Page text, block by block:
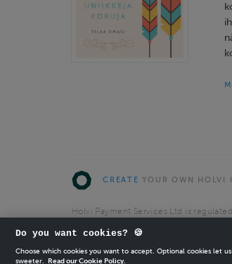
CREATE YOUR OWN HOLVI
Holvi Payment Services Ltd is
Do you want cookies? 🍪
Choose which cookies you want to accept. Optional cookies let
sweeter.
Read our Cookie Policy.